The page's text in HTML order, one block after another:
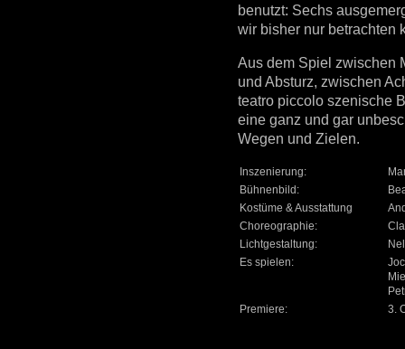
benutzt: Sechs
wir bisher nur betrachten
Aus dem Spiel zwischen
und Absturz, zwischen
teatro piccolo szenische
eine ganz und gar
Wegen und Zielen.
Inszenierung:
Bühnenbild:
Kostüme & Ausstattung
Choreographie:
Lichtgestaltung:
Es spielen:
Premiere:
3.